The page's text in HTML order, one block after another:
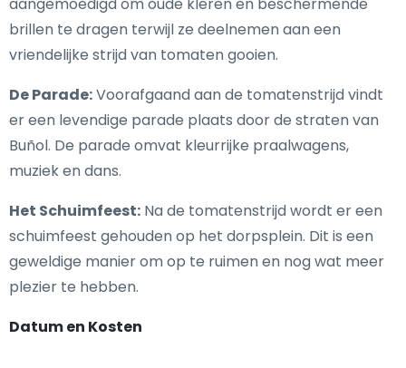
aangemoedigd om oude kleren en beschermende
brillen te dragen terwijl ze deelnemen aan een
vriendelijke strijd van tomaten gooien.
De Parade:Voorafgaand aan de tomatenstrijd vindt
er een levendige parade plaats door de straten van
Buñol. De parade omvat kleurrijke praalwagens,
muziek en dans.
Het Schuimfeest: Na de tomatenstrijd wordt er een
schuimfeest gehouden op het dorpsplein. Dit is een
geweldige manier om op te ruimen en nog wat meer
plezier te hebben.
Datum en Kosten